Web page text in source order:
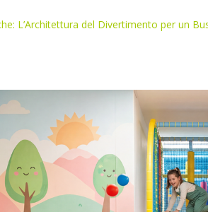
L’Architettura del Divertimento per un